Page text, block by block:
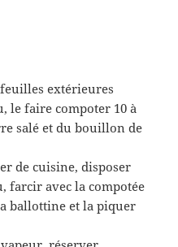
extérieures
le faire compoter 10 à
salé et du bouillon de
de cuisine, disposer
farcir avec la compotée
ballottine et la piquer